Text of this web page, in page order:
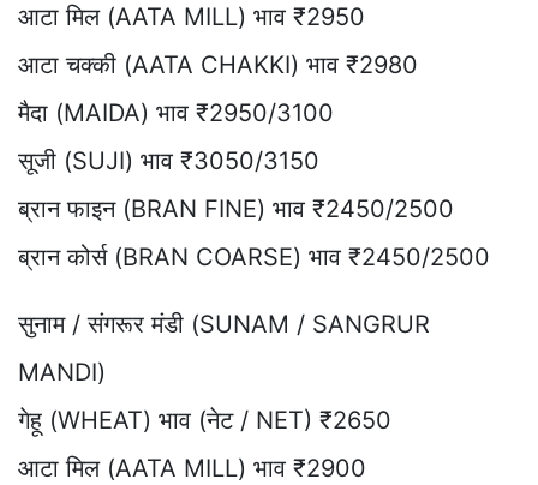
आटा मिल (AATA MILL) भाव ₹2950
आटा चक्की (AATA CHAKKI) भाव ₹2980
मैदा (MAIDA) भाव ₹2950/3100
सूजी (SUJI) भाव ₹3050/3150
ब्रान फाइन (BRAN FINE) भाव ₹2450/2500
ब्रान कोर्स (BRAN COARSE) भाव ₹2450/2500
सुनाम / संगरूर मंडी (SUNAM / SANGRUR
MANDI)
गेहू (WHEAT) भाव (नेट / NET) ₹2650
आटा मिल (AATA MILL) भाव ₹2900